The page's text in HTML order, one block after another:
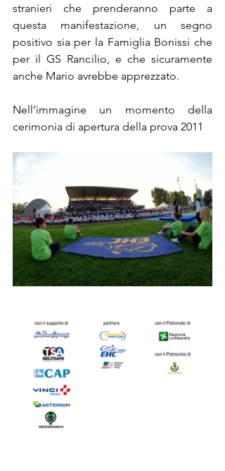
stranieri che prenderanno parte a
questa manifestazione, un segno
positivo sia per la Famiglia Bonissi che
per il GS Rancilio, e che sicuramente
anche Mario avrebbe apprezzato.
Nell’immagine un momento della
cerimonia di apertura della prova 2011